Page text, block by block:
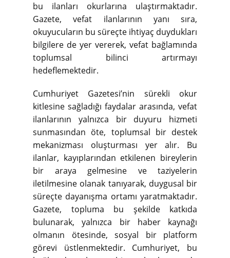
bu ilanları okurlarına ulaştırmaktadır.
Gazete, vefat ilanlarının yanı sıra,
okuyucuların bu süreçte ihtiyaç duydukları
bilgilere de yer vererek, vefat bağlamında
toplumsal bilinci artırmayı
hedeflemektedir.
Cumhuriyet Gazetesi’nin sürekli okur
kitlesine sağladığı faydalar arasında, vefat
ilanlarının yalnızca bir duyuru hizmeti
sunmasından öte, toplumsal bir destek
mekanizması oluşturması yer alır. Bu
ilanlar, kayıplarından etkilenen bireylerin
bir araya gelmesine ve taziyelerin
iletilmesine olanak tanıyarak, duygusal bir
süreçte dayanışma ortamı yaratmaktadır.
Gazete, topluma bu şekilde katkıda
bulunarak, yalnızca bir haber kaynağı
olmanın ötesinde, sosyal bir platform
görevi üstlenmektedir. Cumhuriyet, bu